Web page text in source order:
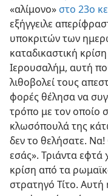
«αλίμονο» στο 23ο
εξήγγειλε
υποκριτών των
καταδικαστική
Ιερουσαλήμ, αυτή
λιθοβολεί τους
φορές θέλησα να
τρόπο με τον οποίο
κλωσόπουλά της
δεν το θελήσατε. Να!
εσάς». Τριάντα εφτά
κρίση από τα
στρατηγό Τίτο.